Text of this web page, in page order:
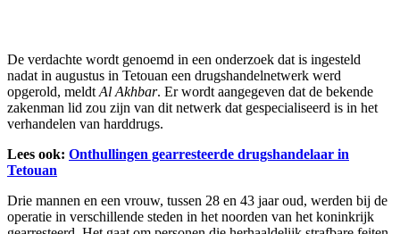
De verdachte wordt genoemd in een onderzoek dat is ingesteld
nadat in augustus in Tetouan een drugshandelnetwerk werd
opgerold, meldt Al Akhbar. Er wordt aangegeven dat de bekende
zakenman lid zou zijn van dit netwerk dat gespecialiseerd is in het
verhandelen van harddrugs.
Lees ook: Onthullingen gearresteerde drugshandelaar in
Tetouan
Drie mannen en een vrouw, tussen 28 en 43 jaar oud, werden bij de
operatie in verschillende steden in het noorden van het koninkrijk